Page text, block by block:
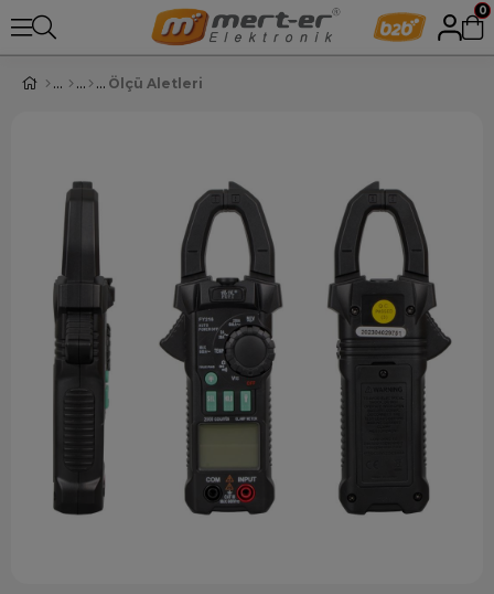
0
Ölçü Aletleri